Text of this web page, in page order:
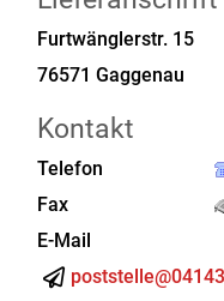
Furtwänglerstr. 15
76571 Gaggenau
Kontakt
Telefon
Fax
E-Mail